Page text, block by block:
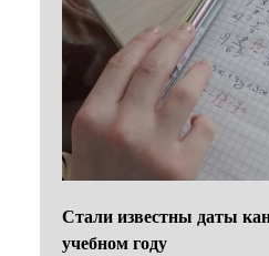
Стали известны даты
учебном году